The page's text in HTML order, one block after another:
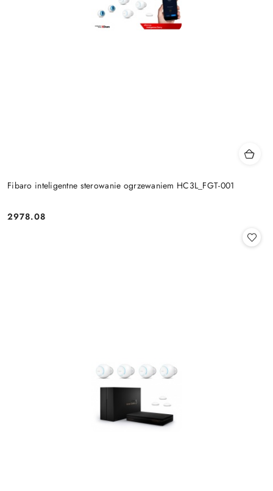
Fibaro inteligentne sterowanie ogrzewaniem HC3L_FGT-001
Cena:
2978.08